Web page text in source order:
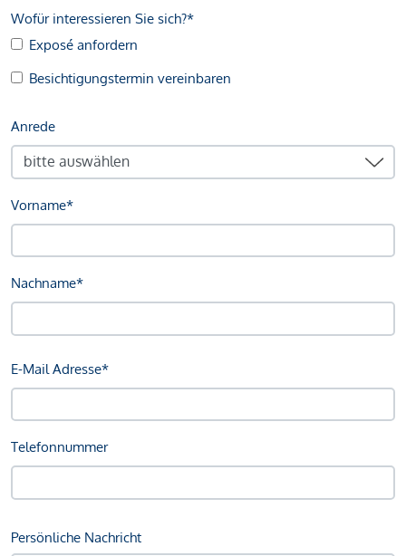
Wofür interessieren Sie sich?*
Exposé anfordern
Besichtigungstermin vereinbaren
Anrede
Vorname*
Nachname*
E-Mail Adresse*
Telefonnummer
Persönliche Nachricht